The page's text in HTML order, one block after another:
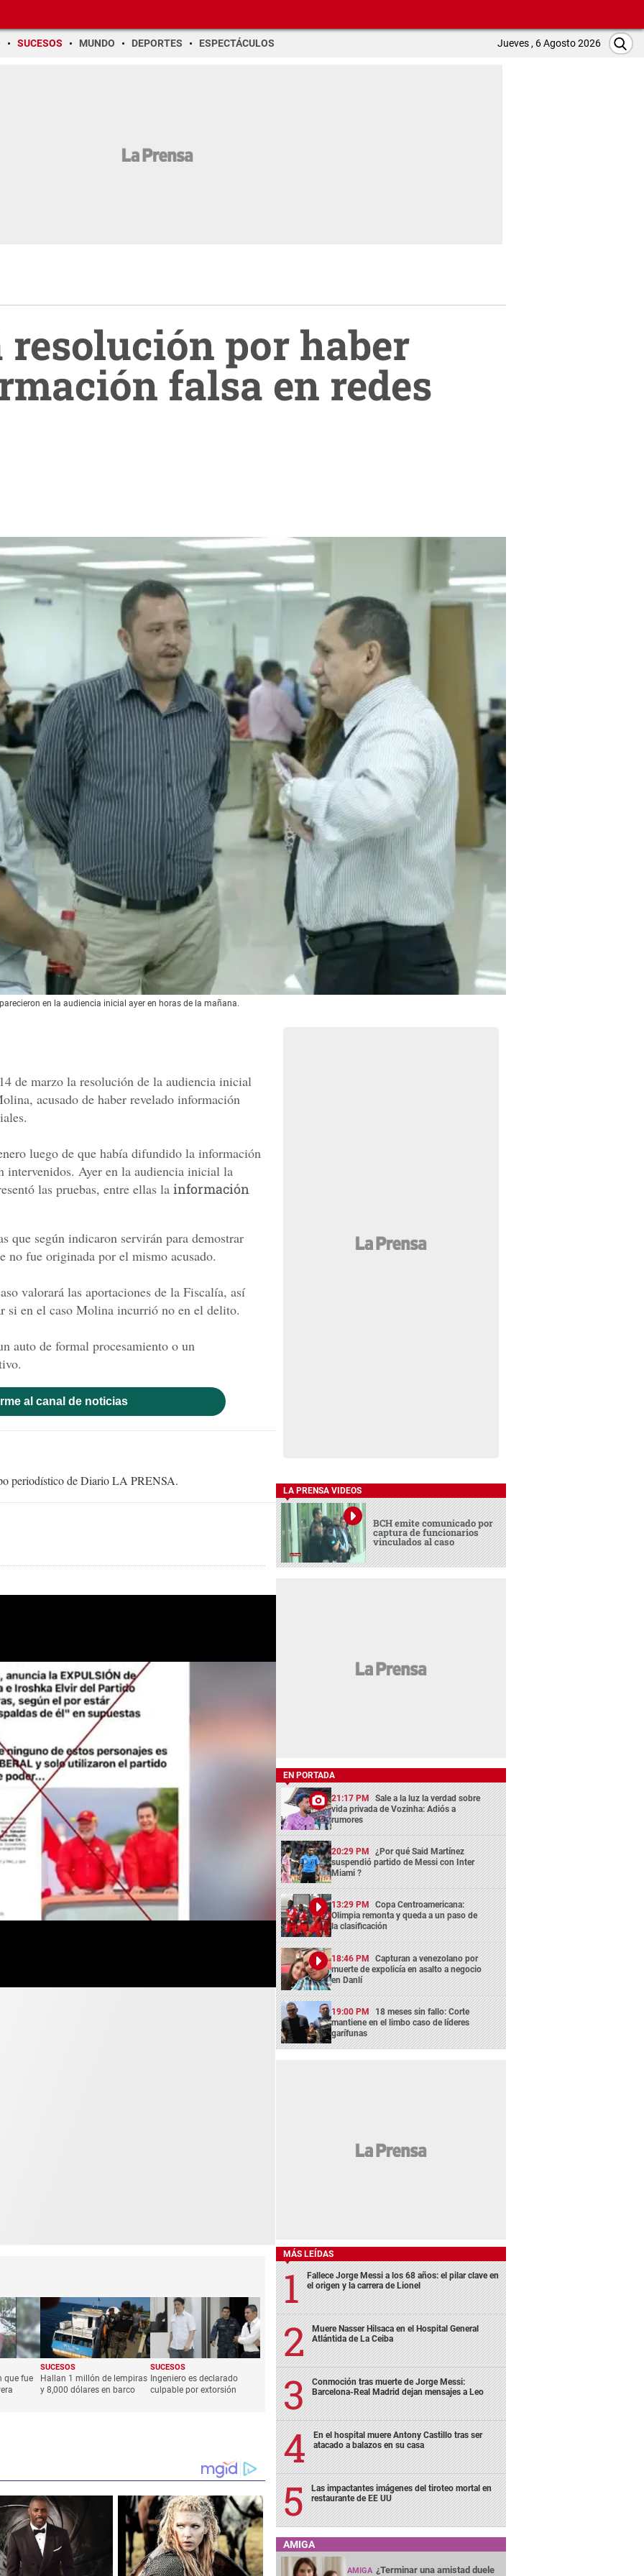
SUCESOS MUNDO DEPORTES ESPECTÁCULOS Jueves , 6 Agosto 2026
resolución por haber
falsa en redes
en la audiencia inicial ayer en horas de la mañana.
de marzo la resolución de la audiencia inicial
acusado de haber revelado información
luego de que había difundido la información
intervenidos. Ayer en la audiencia inicial la
las pruebas, entre ellas la información
que según indicaron servirán para demostrar
no fue originada por el mismo acusado.
valorará las aportaciones de la Fiscalía, así
si en el caso Molina incurrió no en el delito.
auto de formal procesamiento o un
al canal de noticias
periodístico de Diario LA PRENSA.
que fue
SUCESOS
Hallan 1 millón de lempiras
y 8,000 dólares en barco
SUCESOS
Ingeniero es declarado
culpable por extorsión
LA PRENSA VIDEOS
BCH emite comunicado por
captura de funcionarios
vinculados al caso
EN PORTADA
21:17 PM Sale a la luz la verdad sobre
vida privada de Vozinha: Adiós a
rumores
20:29 PM ¿Por qué Said Martínez
suspendió partido de Messi con Inter
Miami ?
13:29 PM Copa Centroamericana:
Olimpia remonta y queda a un paso de
la clasificación
18:46 PM Capturan a venezolano por
muerte de expolicía en asalto a negocio
en Danlí
19:00 PM 18 meses sin fallo: Corte
mantiene en el limbo caso de líderes
garífunas
MÁS LEÍDAS
Fallece Jorge Messi a los 68 años: el pilar clave en
el origen y la carrera de Lionel
Muere Nasser Hilsaca en el Hospital General
Atlántida de La Ceiba
Conmoción tras muerte de Jorge Messi:
Barcelona-Real Madrid dejan mensajes a Leo
En el hospital muere Antony Castillo tras ser
atacado a balazos en su casa
Las impactantes imágenes del tiroteo mortal en
restaurante de EE UU
AMIGA
AMIGA ¿Terminar una amistad duele